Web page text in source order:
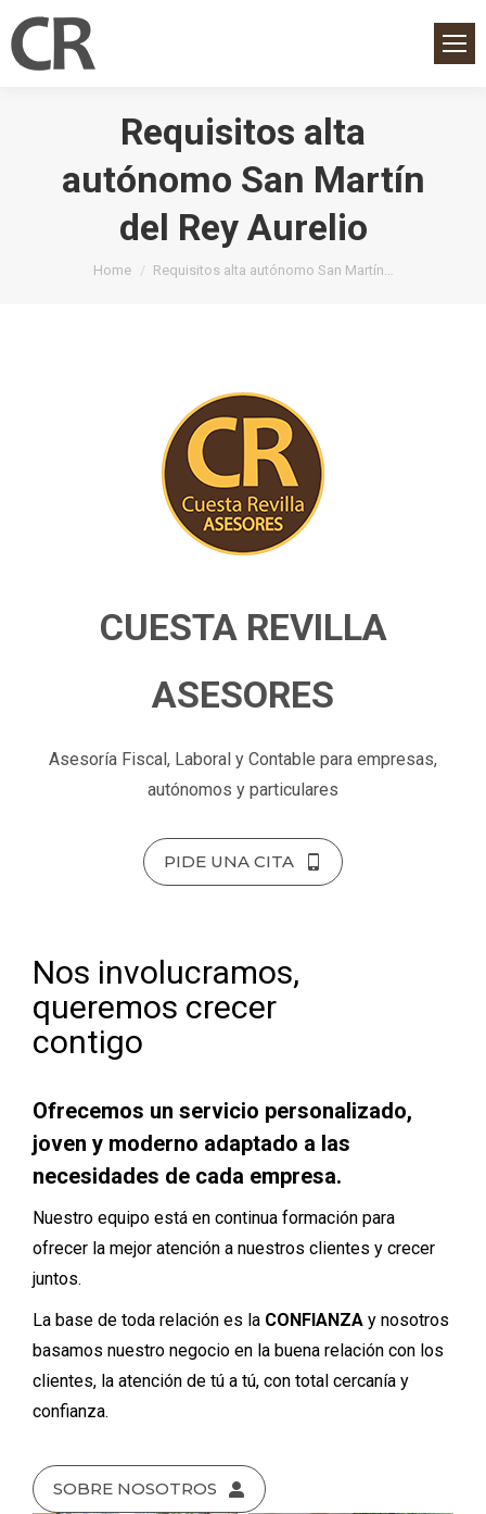
Requisitos alta
autónomo San Martín
del Rey Aurelio
You are here:
Home Requisitos alta autónomo San Martín…
CUESTA REVILLA
ASESORES
Asesoría Fiscal, Laboral y Contable para empresas,
autónomos y particulares
PIDE UNA CITA
Nos involucramos,
queremos crecer
contigo
Ofrecemos un servicio personalizado,
joven y moderno adaptado a las
necesidades de cada empresa.
Nuestro equipo está en continua formación para
ofrecer la mejor atención a nuestros clientes y crecer
juntos.
La base de toda relación es la CONFIANZA y nosotros
basamos nuestro negocio en la buena relación con los
clientes, la atención de tú a tú, con total cercanía y
confianza.
SOBRE NOSOTROS